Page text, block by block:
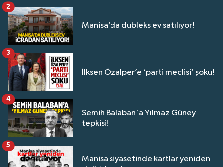
Manisa’da dubleks ev satılıyor!
2
İlksen Özalper’e ‘parti meclisi’ şoku!
3
Semih Balaban'a Yılmaz Güney
tepkisi!
4
Manisa siyasetinde kartlar yeniden
5